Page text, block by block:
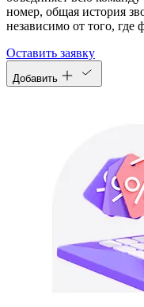
номер, общая история
независимо от того, где
Оставить заявку
Добавить